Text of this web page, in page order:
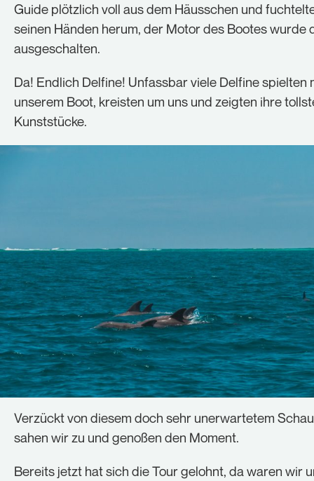
Guide plötzlich voll aus dem Häusschen und
seinen Händen herum, der Motor des Bootes wurde
ausgeschalten.
Da! Endlich Delfine! Unfassbar viele Delfine spielten
unserem Boot, kreisten um uns und zeigten ihre
Kunststücke.
Verzückt von diesem doch sehr unerwartetem
sahen wir zu und genoßen den Moment.
Bereits jetzt hat sich die Tour gelohnt, da waren wir